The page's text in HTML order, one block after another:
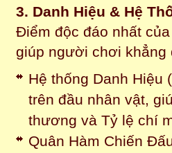
3. Danh Hiệu & Hệ
Điểm độc đáo nhất
giúp người chơi khẳng
Hệ thống Danh Hiệu
trên đầu nhân vật,
thương và Tỷ lệ chí
Quân Hàm Chiến